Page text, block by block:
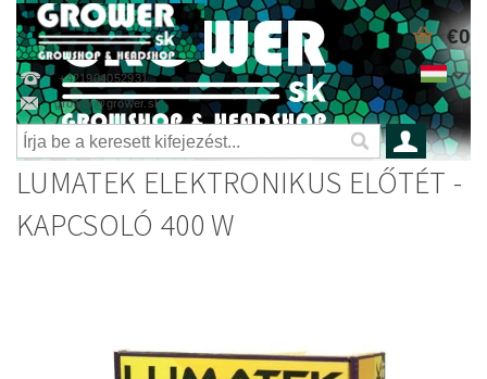
+421904052931
grower@grower.sk
€0
LUMATEK ELEKTRONIKUS ELŐTÉT -
KAPCSOLÓ 400 W